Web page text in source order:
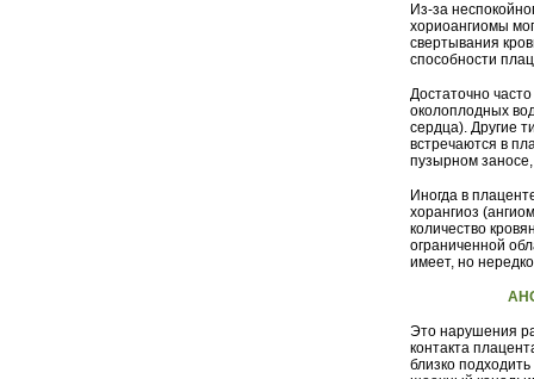
Из-за
хориоангиомы
свертывания
способности
Достаточно
околоплодных
сердца). Другие
встречаются в
пузырном
Иногда в
хорангиоз
количество
ограниченной
имеет, но
Это нарушения
контакта
близко